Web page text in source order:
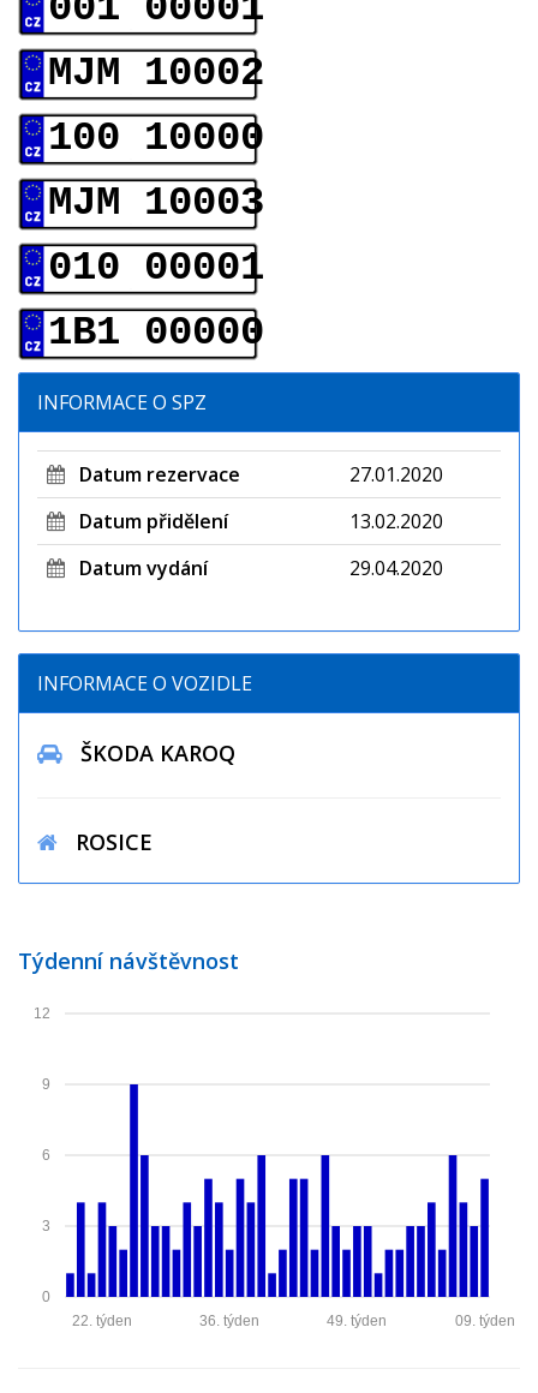
MJM 10002
100 10000
MJM 10003
010 00001
1B1 00000
INFORMACE O SPZ
Datum rezervace
27.01.2020
Datum přidělení
13.02.2020
Datum vydání
29.04.2020
INFORMACE O VOZIDLE
ŠKODA KAROQ
ROSICE
Týdenní návštěvnost
0
3
6
9
12
09. týden
49. týden
36. týden
22. týden